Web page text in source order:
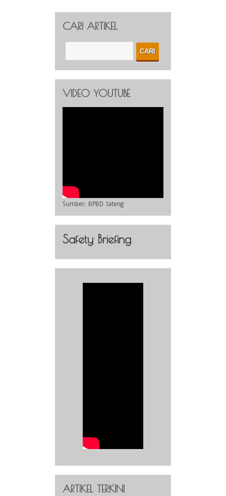
CARI ARTIKEL
VIDEO YOUTUBE
Sumber: BPBD Jateng
Safety Briefing
ARTIKEL TERKINI